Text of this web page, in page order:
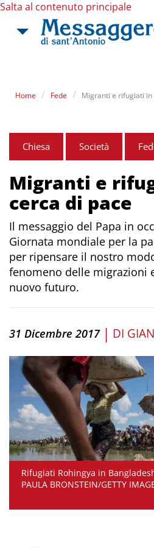
Salta al contenuto principale
Home Fede Migranti e rifugiati in
Chiesa Società
Migranti e
cerca di pace
Il messaggio del Papa in
Giornata mondiale per la
per ripensare il nostro
fenomeno delle migrazioni
nuovo futuro.
31 Dicembre 2017 | DI
Rifugiati Rohingya in
PAULA BRONSTEIN/GETTY